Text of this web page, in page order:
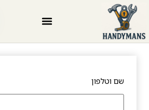
שם וטלפון